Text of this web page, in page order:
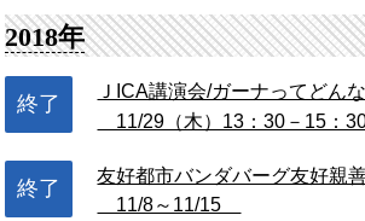
2018年
終了
ＪICA講演会/ガーナってどん
11/29（木）13：30－15：
終了
友好都市バンダバーグ友好親
11/8～11/15